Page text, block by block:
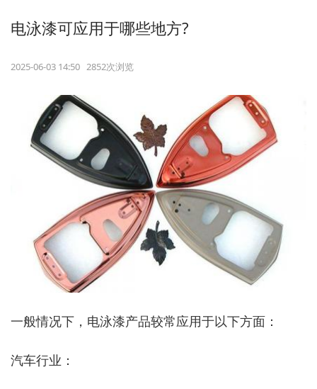
电泳漆可应用于哪些地方?
2025-06-03 14:50 2852次浏览
一般情况下，电泳漆产品较常应用于以下方面：
汽车行业：